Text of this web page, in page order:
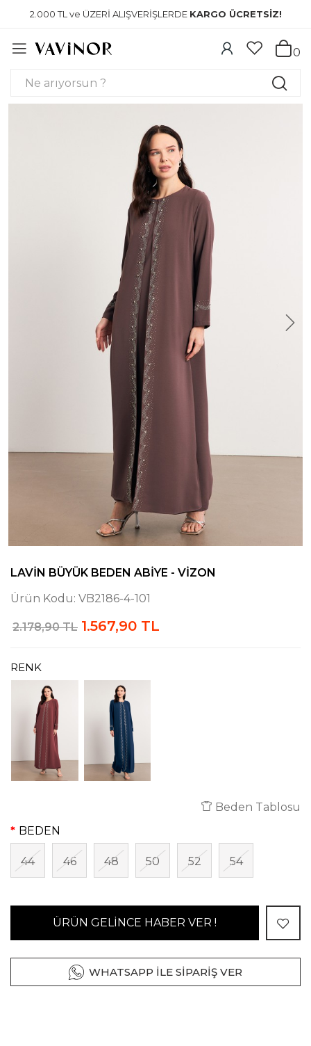
2.000 TL ve ÜZERİ ALIŞVERİŞLERDE KARGO ÜCRETSİZ!
0
LAVIN BÜYÜK BEDEN ABIYE - VIZON
Ürün Kodu: VB2186-4-101
2.178,90 TL 1.567,90 TL
RENK
Beden Tablosu
BEDEN
44 46 48 50 52 54
ÜRÜN GELİNCE HABER VER !
WHATSAPP İLE SİPARİŞ VER